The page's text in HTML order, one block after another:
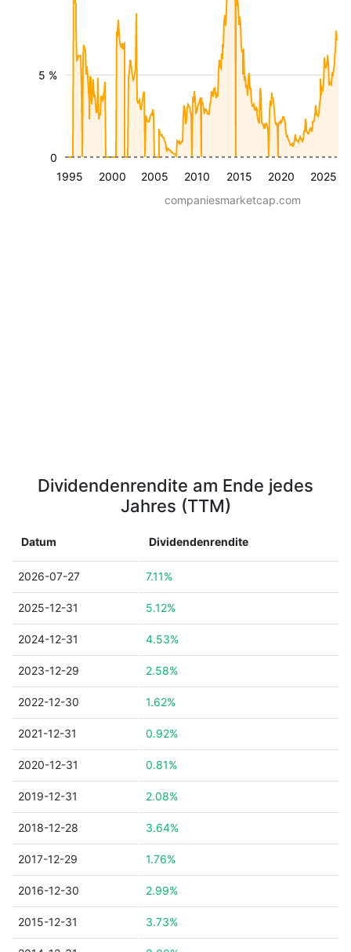
1995 2000 2005 2010 2015 2020 2025
5 %
0
companiesmarketcap.com
Dividendenrendite am Ende jedes
Jahres (TTM)
Datum Dividendenrendite
2026-07-27 7.11%
2025-12-31 5.12%
2024-12-31 4.53%
2023-12-29 2.58%
2022-12-30 1.62%
2021-12-31 0.92%
2020-12-31 0.81%
2019-12-31 2.08%
2018-12-28 3.64%
2017-12-29 1.76%
2016-12-30 2.99%
2015-12-31 3.73%